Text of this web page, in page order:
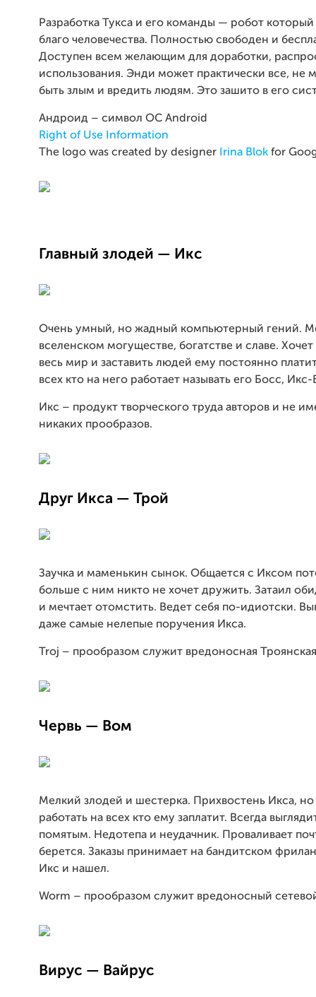
Разработка Тукса и его команды — робот
благо человечества. Полностью свободен и
Доступен всем желающим для доработки,
использования. Энди может практически все, не
быть злым и вредить людям. Это зашито в его
Андроид – символ ОС Android
Right of Use Information
The logo was created by designer
Irina Blok for
Главный злодей — Икс
Очень умный, но жадный компьютерный гений.
вселенском могуществе, богатстве и славе.
весь мир и заставить людей ему постоянно
всех кто на него работает называть его Босс,
Икс – продукт творческого труда авторов и не
никаких прообразов.
Друг Икса — Трой
Заучка и маменькин сынок. Общается с Иксом
больше с ним никто не хочет дружить. Затаил
и мечтает отомстить. Ведет себя по-идиотски.
даже самые нелепые поручения Икса.
Troj – прообразом служит вредоносная
Червь — Вом
Мелкий злодей и шестерка. Прихвостень Икса, но
работать на всех кто ему заплатит. Всегда
помятым. Недотепа и неудачник. Проваливает
берется. Заказы принимает на бандитском
Икс и нашел.
Worm – прообразом служит вредоносный
Вирус — Вайрус